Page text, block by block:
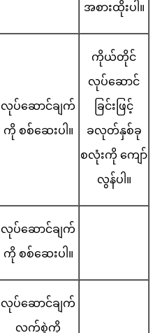
အစားထိုးပါ။
လုပ်ဆောင်ချက်
ကို စစ်ဆေးပါ။
ကိုယ်တိုင်
လုပ်ဆောင်
ခြင်းဖြင့်
ခလုတ်နှစ်ခု
စလုံးကို ကျော်
လွန်ပါ။
လုပ်ဆောင်ချက်
ကို စစ်ဆေးပါ။
လုပ်ဆောင်ချက်
လက်စွဲကို